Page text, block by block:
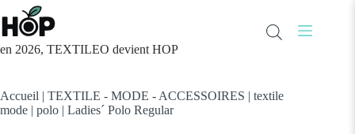
Passer
au
contenu
en 2026, TEXTILEO devient HOP
Accueil | TEXTILE - MODE - ACCESSOIRES | textile
mode | polo | Ladies´ Polo Regular